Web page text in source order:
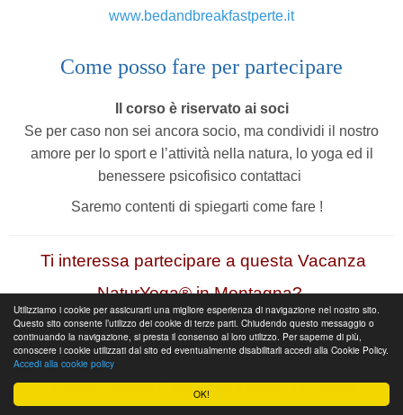
OK!
Utilizziamo i cookie per assicurarti una migliore esperienza di navigazione nel nostro sito.
Questo sito consente l’utilizzo dei cookie di terze parti. Chiudendo questo messaggio o
continuando la navigazione, si presta il consenso al loro utilizzo. Per saperne di più,
conoscere i cookie utilizzati dal sito ed eventualmente disabilitarli accedi alla Cookie Policy.
Accedi alla cookie policy
www.bedandbreakfastperte.it
Come posso fare per partecipare
Il corso è riservato ai soci
Se per caso non sei ancora socio, ma condividi il nostro
amore per lo sport e l’attività nella natura, lo yoga ed il
benessere psicofisico contattaci
Saremo contenti di spiegarti come fare !
Ti interessa partecipare a questa Vacanza
NaturYoga® in Montagna?
Contattaci per maggiori informazioni
otelefono/WhatsApp3356394103
Saremo contenti di spiegarti come fare !
* Il numero massimo di partecipanti è limitato a 10 persone